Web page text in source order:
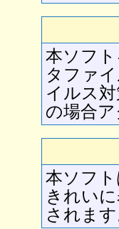
本ソフ
タファ
イルス
の場合
本ソフ
きれい
されます